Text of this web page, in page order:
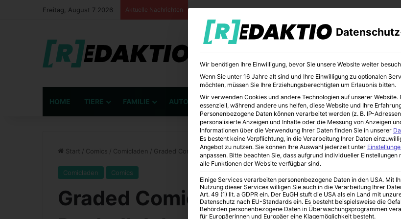
Freitag, August 7 2026 Aktuelle Nachrichten
HOME TIERE FAMILIE AUTO BÜCHER BILDUNG KUNST
Start / Comics / Comicladen / Graded Comics von Comic King − Deshalb lohnt sich ein Investment
Comicladen Comics
Graded Comics von Comic King −
Wir benötigen Ihre Einwilligung, bevor Sie unsere Website weiter
Wenn Sie unter 16 Jahre alt sind und Ihre Einwilligung zu optionalen
möchten, müssen Sie Ihre Erziehungsberechtigten um Erlaubnis bitten.
Wir verwenden Cookies und andere Technologien auf unserer Website.
essenziell, während andere uns helfen, diese Website und Ihre
Personenbezogene Daten können verarbeitet werden (z. B. IP-
personalisierte Anzeigen und Inhalte oder die Messung von Anzeigen
Informationen über die Verwendung Ihrer Daten finden Sie in unserer
Es besteht keine Verpflichtung, in die Verarbeitung Ihrer Daten
Angebot zu nutzen. Sie können Ihre Auswahl jederzeit unter
anpassen. Bitte beachten Sie, dass aufgrund individueller Einstellungen
alle Funktionen der Website verfügbar sind.
Einige Services verarbeiten personenbezogene Daten in den USA. Mit
Nutzung dieser Services willigen Sie auch in die Verarbeitung Ihrer
Art. 49 (1) lit. a GDPR ein. Der EuGH stuft die USA als ein Land mit
Datenschutz nach EU-Standards ein. Es besteht beispielsweise die
Behörden personenbezogene Daten in Überwachungsprogrammen
für Europäerinnen und Europäer eine Klagemöglichkeit besteht.